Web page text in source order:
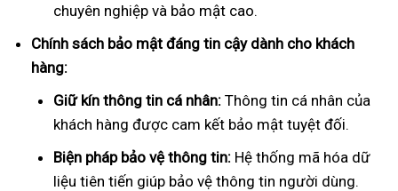
chuyên nghiệp và bảo mật cao.
Chính sách bảo mật đáng tin cậy dành cho khách
hàng:
Giữ kín thông tin cá nhân: Thông tin cá nhân của
khách hàng được cam kết bảo mật tuyệt đối.
Biện pháp bảo vệ thông tin: Hệ thống mã hóa dữ
liệu tiên tiến giúp bảo vệ thông tin người dùng.